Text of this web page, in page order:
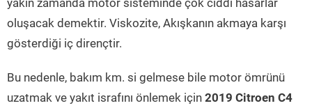
yakın zamanda motor sisteminde çok ciddi hasarlar
oluşacak demektir. Viskozite, Akışkanın akmaya karşı
gösterdiği iç dirençtir.
Bu nedenle, bakım km. si gelmese bile motor ömrünü
uzatmak ve yakıt israfını önlemek için 2019 Citroen C4